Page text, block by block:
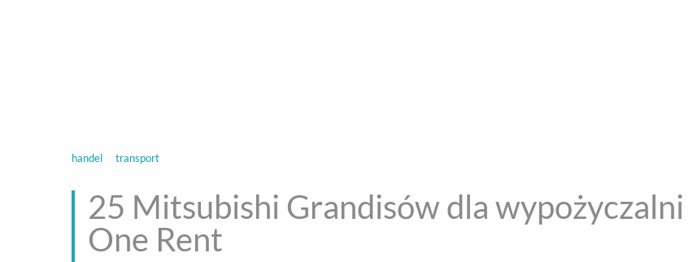
handel transport
25 Mitsubishi Grandisów dla wypożyczalni
One Rent